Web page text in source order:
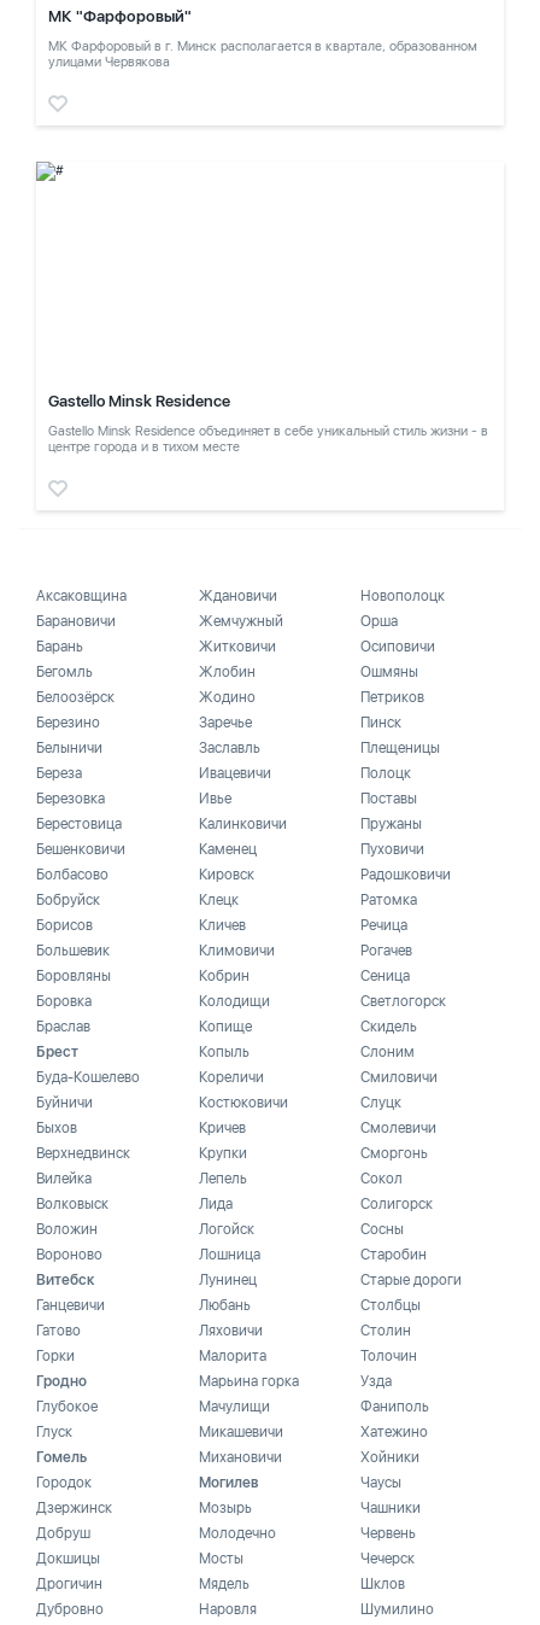
МК "Фарфоровый"
МК Фарфоровый в г. Минск располагается в квартале, образованном
улицами Червякова
Gastello Minsk Residence
Gastello Minsk Residence объединяет в себе уникальный стиль жизни - в
центре города и в тихом месте
Аксаковщина
Барановичи
Барань
Бегомль
Белоозёрск
Березино
Белыничи
Береза
Березовка
Берестовица
Бешенковичи
Болбасово
Бобруйск
Борисов
Большевик
Боровляны
Боровка
Браслав
Брест
Буда-Кошелево
Буйничи
Быхов
Верхнедвинск
Вилейка
Волковыск
Воложин
Вороново
Витебск
Ганцевичи
Гатово
Горки
Гродно
Глубокое
Глуск
Гомель
Городок
Дзержинск
Добруш
Докшицы
Дрогичин
Дубровно
Ждановичи
Жемчужный
Житковичи
Жлобин
Жодино
Заречье
Заславль
Ивацевичи
Ивье
Калинковичи
Каменец
Кировск
Клецк
Кличев
Климовичи
Кобрин
Колодищи
Копище
Копыль
Кореличи
Костюковичи
Кричев
Крупки
Лепель
Лида
Логойск
Лошница
Лунинец
Любань
Ляховичи
Малорита
Марьина горка
Мачулищи
Микашевичи
Михановичи
Могилев
Мозырь
Молодечно
Мосты
Мядель
Наровля
Новополоцк
Орша
Осиповичи
Ошмяны
Петриков
Пинск
Плещеницы
Полоцк
Поставы
Пружаны
Пуховичи
Радошковичи
Ратомка
Речица
Рогачев
Сеница
Светлогорск
Скидель
Слоним
Смиловичи
Слуцк
Смолевичи
Сморгонь
Сокол
Солигорск
Сосны
Старобин
Старые дороги
Столбцы
Столин
Толочин
Узда
Фаниполь
Хатежино
Хойники
Чаусы
Чашники
Червень
Чечерск
Шклов
Шумилино